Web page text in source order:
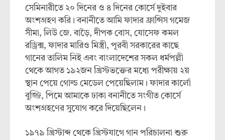
সেমিনারীতে ২০ দিনের ও ৪ দিনের কোর্সে দুইবার
অংশগ্রহণ করি। বনানীতে আমি ফাদার ফ্রান্সিস গমেজ
সীমা, লিউ জে. বাড়ৈ, দীপক বোস, যোসেফ কমল
রড্রিক্স, ফাদার মারিও মিস্ত্রী, পূরবী সরকারের কাছে
গানের তালিম নিই এবং বাংলাদেশের সকল ধর্মপল্লী
থেকে আগত ১৯২জন খ্রিস্টভক্তের মধ্যে পরীক্ষায় ২য়
স্থান পেয়ে গোল্ড মেডেল পেয়েছিলাম। ফাদার কার্লো
বুজ্জি, পিমে আমাকে ঢাকা বনানীতে সংগীত কোর্সে
অংশগ্রহণের সুযোগ করে দিয়েছিলেন।
১৯৭৯ খ্রিস্টাব্দ থেকে খ্রিস্টযাগে গান পরিচালনা শুরু